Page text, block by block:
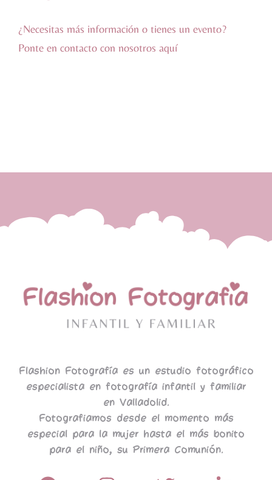
¿Necesitas más información o tienes un evento?
Ponte en contacto con nosotros aquí
Flashion Fotografía es un estudio fotográfico
especialista en fotografía infantil y familiar
en Valladolid.
Fotografiamos desde el momento más
especial para la mujer hasta el más bonito
para el niño, su Primera Comunión.